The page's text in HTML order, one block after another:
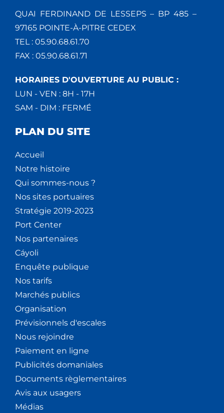
QUAI FERDINAND DE LESSEPS – BP 485 –
97165 POINTE-À-PITRE CEDEX
TEL : 05.90.68.61.70
FAX : 05.90.68.61.71
HORAIRES D'OUVERTURE AU PUBLIC :
LUN - VEN : 8H - 17H
SAM - DIM : FERMÉ
PLAN DU SITE
Accueil
Notre histoire
Qui sommes-nous ?
Nos sites portuaires
Stratégie 2019-2023
Port Center
Nos partenaires
Cáyoli
Enquête publique
Nos tarifs
Marchés publics
Organisation
Prévisionnels d'escales
Nous rejoindre
Paiement en ligne
Publicités domaniales
Documents règlementaires
Avis aux usagers
Médias